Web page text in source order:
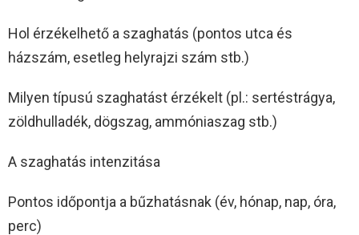
Hol érzékelhető a szaghatás (pontos utca és
házszám, esetleg helyrajzi szám stb.)
Milyen típusú szaghatást érzékelt (pl.: sertéstrágya,
zöldhulladék, dögszag, ammóniaszag stb.)
A szaghatás intenzitása
Pontos időpontja a bűzhatásnak (év, hónap, nap, óra,
perc)